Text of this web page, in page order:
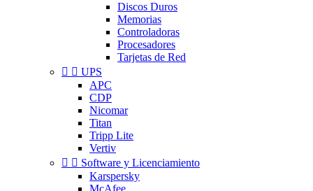
Discos Duros
Memorias
Controladoras
Procesadores
Tarjetas de Red
  UPS
APC
CDP
Nicomar
Titan
Tripp Lite
Vertiv
  Software y Licenciamiento
Karspersky
McAfee